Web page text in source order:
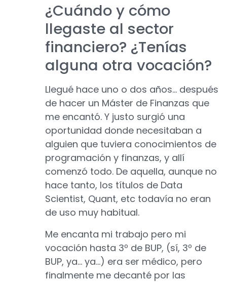
¿Cuándo y cómo
llegaste al sector
financiero? ¿Tenías
alguna otra vocación?
Llegué hace uno o dos años… después
de hacer un Máster de Finanzas que
me encantó. Y justo surgió una
oportunidad donde necesitaban a
alguien que tuviera conocimientos de
programación y finanzas, y allí
comenzó todo. De aquella, aunque no
hace tanto, los títulos de Data
Scientist, Quant, etc todavía no eran
de uso muy habitual.
Me encanta mi trabajo pero mi
vocación hasta 3º de BUP, (sí, 3º de
BUP, ya... ya...) era ser médico, pero
finalmente me decanté por las